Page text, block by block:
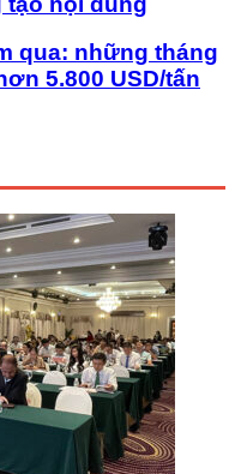
qua: những tháng
5.800 USD/tấn